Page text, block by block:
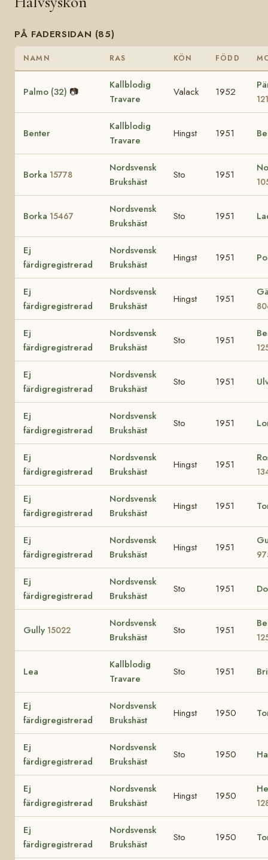
PÅ FADERSIDAN (85)
NAMN RAS KÖN FÖDD
Palmo (32) 📷
Kallblodig
Travare
Valack 1952
Benter
Kallblodig
Travare
Hingst 1951
Borka 15778
Nordsvensk
Brukshäst
Sto 1951
Borka 15467
Nordsvensk
Brukshäst
Sto 1951
Ej
färdigregistrerad
Nordsvensk
Brukshäst
Hingst 1951
Ej
färdigregistrerad
Nordsvensk
Brukshäst
Hingst 1951
Ej
färdigregistrerad
Nordsvensk
Brukshäst
Sto 1951
Ej
färdigregistrerad
Nordsvensk
Brukshäst
Sto 1951
Ej
färdigregistrerad
Nordsvensk
Brukshäst
Sto 1951
Ej
färdigregistrerad
Nordsvensk
Brukshäst
Hingst 1951
Ej
färdigregistrerad
Nordsvensk
Brukshäst
Hingst 1951
Ej
färdigregistrerad
Nordsvensk
Brukshäst
Hingst 1951
Ej
färdigregistrerad
Nordsvensk
Brukshäst
Sto 1951
Gully 15022
Nordsvensk
Brukshäst
Sto 1951
Lea
Kallblodig
Travare
Sto 1951
Ej
färdigregistrerad
Nordsvensk
Brukshäst
Hingst 1950
Ej
färdigregistrerad
Nordsvensk
Brukshäst
Sto 1950
Ej
färdigregistrerad
Nordsvensk
Brukshäst
Hingst 1950
Ej
färdigregistrerad
Nordsvensk
Brukshäst
Sto 1950